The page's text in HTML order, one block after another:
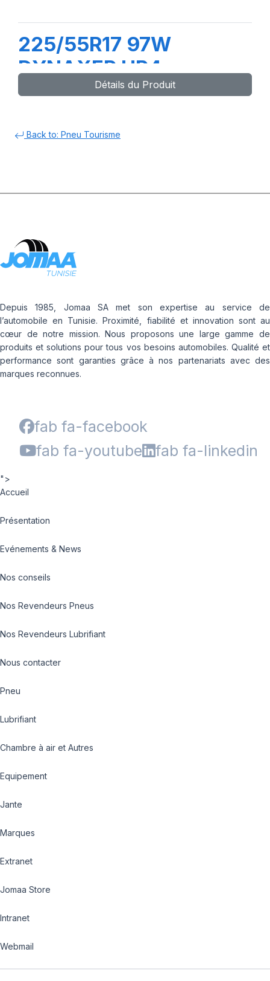
225/55R17 97W
DYNAXER HP4
Détails du Produit
Back to: Pneu Tourisme
Depuis 1985, Jomaa SA met son expertise au service de
l’automobile en Tunisie. Proximité, fiabilité et innovation sont au
cœur de notre mission. Nous proposons une large gamme de
produits et solutions pour tous vos besoins automobiles. Qualité et
performance sont garanties grâce à nos partenariats avec des
marques reconnues.
fab fa-facebook
fab fa-youtube
fab fa-linkedin
">
Accueil
Présentation
Evénements & News
Nos conseils
Nos Revendeurs Pneus
Nos Revendeurs Lubrifiant
Nous contacter
Pneu
Lubrifiant
Chambre à air et Autres
Equipement
Jante
Marques
Extranet
Jomaa Store
Intranet
Webmail